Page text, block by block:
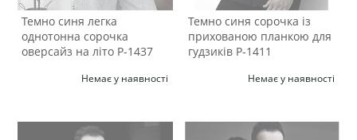
Темно синя легка
однотонна сорочка
оверсайз на літо Р-1437
Немає у наявності
Темно синя сорочка із
прихованою планкою для
гудзиків Р-1411
Немає у наявності